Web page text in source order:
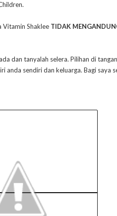
Vitamin Shaklee TIDAK
dan tanyalah selera. Pilihan di
anda sendiri dan keluarga. Bagi saya